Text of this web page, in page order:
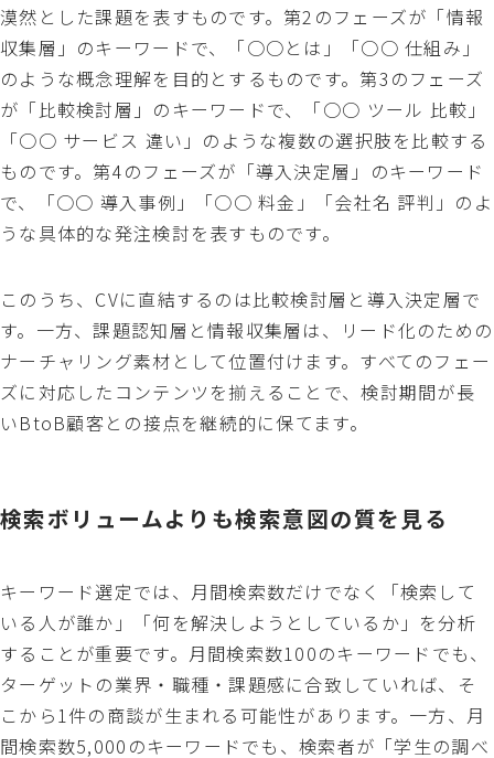
漠然とした課題を表すものです。第2のフェーズが「情報
収集層」のキーワードで、「○○とは」「○○ 仕組み」
のような概念理解を目的とするものです。第3のフェーズ
が「比較検討層」のキーワードで、「○○ ツール 比較」
「○○ サービス 違い」のような複数の選択肢を比較する
ものです。第4のフェーズが「導入決定層」のキーワード
で、「○○ 導入事例」「○○ 料金」「会社名 評判」のよ
うな具体的な発注検討を表すものです。
このうち、CVに直結するのは比較検討層と導入決定層で
す。一方、課題認知層と情報収集層は、リード化のための
ナーチャリング素材として位置付けます。すべてのフェー
ズに対応したコンテンツを揃えることで、検討期間が長
いBtoB顧客との接点を継続的に保てます。
検索ボリュームよりも検索意図の質を見る
キーワード選定では、月間検索数だけでなく「検索して
いる人が誰か」「何を解決しようとしているか」を分析
することが重要です。月間検索数100のキーワードでも、
ターゲットの業界・職種・課題感に合致していれば、そ
こから1件の商談が生まれる可能性があります。一方、月
間検索数5,000のキーワードでも、検索者が「学生の調べ